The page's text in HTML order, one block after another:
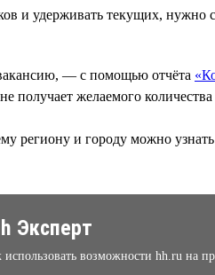
и удерживать текущих,
— с помощью отчёта
получает желаемого
региону и городу можно
Эксперт
возможности hh.ru на